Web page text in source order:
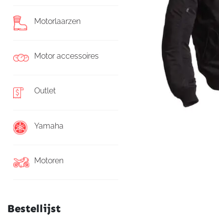
Motorlaarzen
Motor accessoires
Outlet
Yamaha
Motoren
Bestellijst